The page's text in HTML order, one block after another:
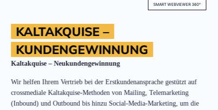
SMART WEBVIEWER 360°
KALTAKQUISE –
KUNDENGEWINNUNG
Kaltakquise – Neukundengewinnung
Wir helfen Ihrem Vertrieb bei der Erstkundenansprache gestützt auf
crossmediale Kaltakquise-Methoden von Mailing, Telemarketing
(Inbound) und Outbound bis hinzu Social-Media-Marketing, um die